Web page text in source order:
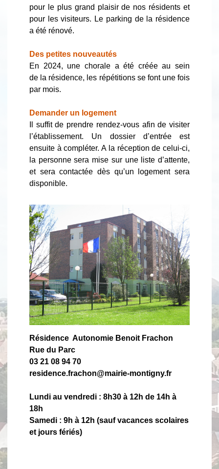
pour le plus grand plaisir de nos résidents et
pour les visiteurs. Le parking de la résidence
a été rénové.
Des petites nouveautés
En 2024, une chorale a été créée au sein
de la résidence, les répétitions se font une fois
par mois.
Demander un logement
Il suffit de prendre rendez-vous afin de visiter
l’établissement. Un dossier d’entrée est
ensuite à compléter. A la réception de celui-ci,
la personne sera mise sur une liste d’attente,
et sera contactée dès qu’un logement sera
disponible.
Résidence Autonomie Benoit Frachon
Rue du Parc
03 21 08 94 70
residence.frachon@mairie-montigny.fr
Lundi au vendredi : 8h30 à 12h de 14h à
18h
Samedi : 9h à 12h (sauf vacances scolaires
et jours fériés)